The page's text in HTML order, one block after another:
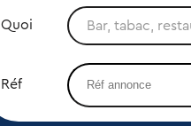
Quoi
Réf